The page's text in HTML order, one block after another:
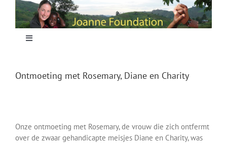
content
Toggle
Projecten
Ontmoeting met Rosemary, Diane en Charity
Onze ontmoeting met Rosemary, de vrouw die zich ontfermt
over de zwaar gehandicapte meisjes Diane en Charity, was